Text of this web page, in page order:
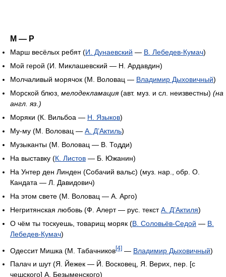
М — Р
Марш весёлых ребят (И. Дунаевский — В. Лебедев-Кумач)
Мой герой (И. Миклашевский — Н. Ардавдин)
Молчаливый морячок (М. Воловац — Владимир Дыховичный)
Морской блюз, мелодекламация(авт. муз. и сл. неизвестны) (на
англ. яз.)
Моряки (К. Вильбоа — Н. Языков)
Му-му (М. Воловац — А. Д’Актиль)
Музыканты (М. Воловац — В. Тодди)
На выставку (К. Листов — Б. Южанин)
На Унтер ден Линден (Собачий вальс) (муз. нар., обр. О.
Кандата — Л. Давидович)
На этом свете (М. Воловац — А. Арго)
Негритянская любовь (Ф. Алерт — рус. текстА. Д’Актиля)
О чём ты тоскуешь, товарищ моряк (В. Соловьёв-Седой — В.
Лебедев-Кумач)
Одессит Мишка (М. Табачников[4] — Владимир Дыховичный)
Палач и шут (Я. Йежек — Й. Восковец, Я. Верих, пер. [с
чешского] А. Безыменского)